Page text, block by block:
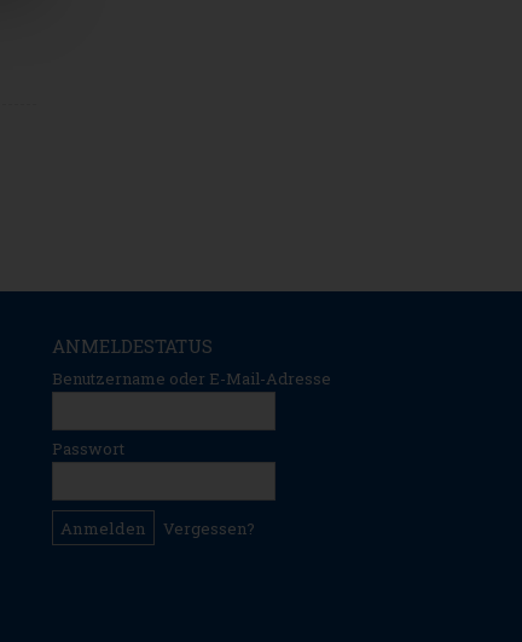
ANMELDESTATUS
Benutzername oder E-Mail-Adresse
Passwort
Vergessen?